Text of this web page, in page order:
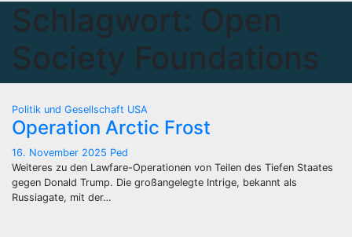
Schlagwort: Open
Society Foundations
Politik und Gesellschaft USA
Operation Arctic Frost
16. November 2025 Ped
Weiteres zu den Lawfare-Operationen von Teilen des Tiefen Staates
gegen Donald Trump. Die großangelegte Intrige, bekannt als
Russiagate, mit der…